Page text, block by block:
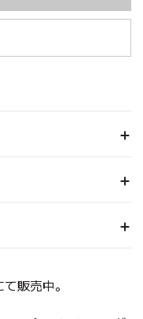
販売中。